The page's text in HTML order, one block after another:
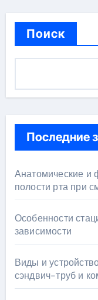
Поиск
Последние
Анатомические и
полости рта при
Особенности
зависимости
Виды и
сэндвич-труб и